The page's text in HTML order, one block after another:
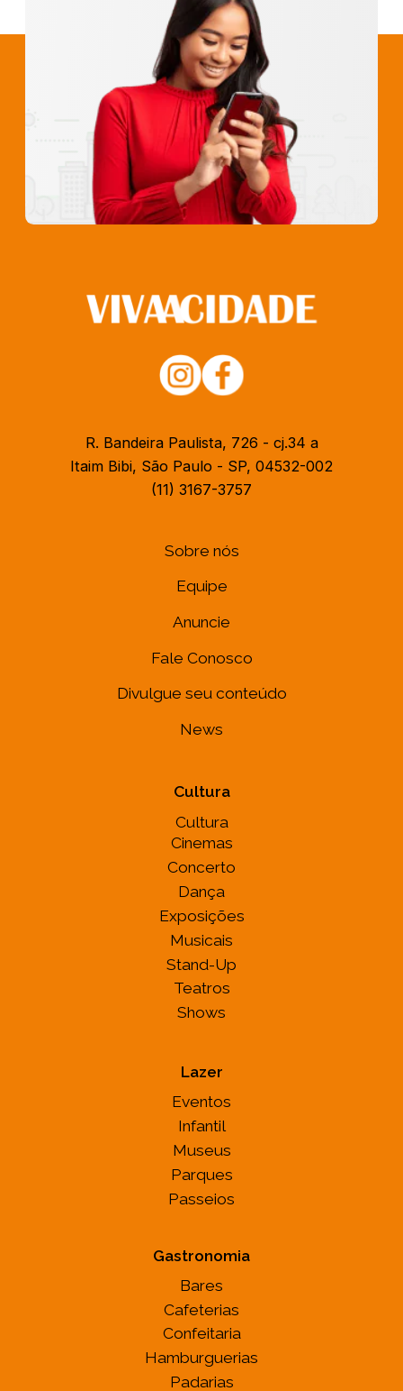
R. Bandeira Paulista, 726 - cj.34 a
Itaim Bibi, São Paulo - SP, 04532-002
(11) 3167-3757
Sobre nós
Equipe
Anuncie
Fale Conosco
Divulgue seu conteúdo
News
Cultura
Cultura
Cinemas
Concerto
Dança
Exposições
Musicais
Stand-Up
Teatros
Shows
Lazer
Eventos
Infantil
Museus
Parques
Passeios
Gastronomia
Bares
Cafeterias
Confeitaria
Hamburguerias
Padarias